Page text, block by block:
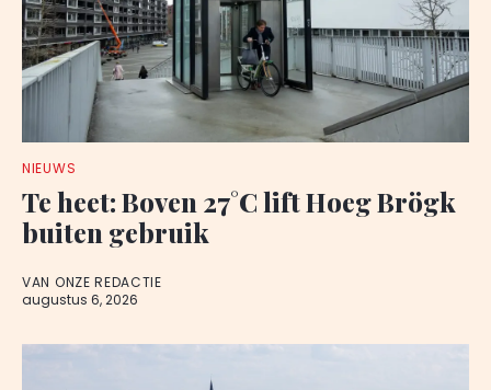
NIEUWS
Te heet: Boven 27°C lift Hoeg Brögk
buiten gebruik
VAN ONZE REDACTIE
augustus 6, 2026